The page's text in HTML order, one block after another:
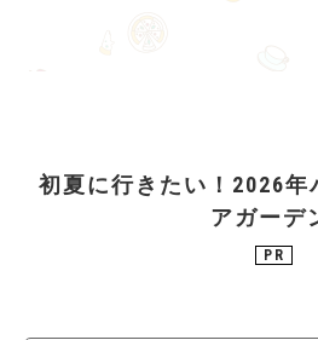
初夏に行きたい！2026年
アガーデ
PR